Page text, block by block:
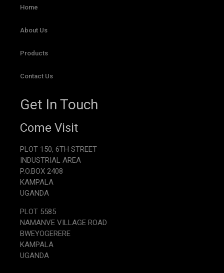
Home
About Us
Products
Contact Us
Get In Touch
Come Visit
PLOT 150, 6TH STREET
INDUSTRIAL AREA
P.O.BOX 2408
KAMPALA
UGANDA
PLOT 5585
NAMANVE VILLAGE ROAD
BWEYOGERERE
KAMPALA
UGANDA